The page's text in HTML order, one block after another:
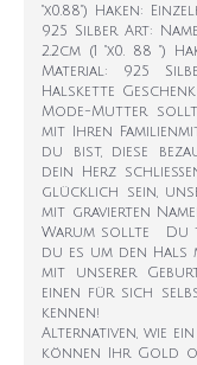
"x0.88") Haken:
925 Silber Art:
2.2cm (1 "x0. 88 ")
Material: 925
Halskette
Mode-Mutter
mit Ihren
du bist, diese
dein Herz
glücklich sein,
mit gravierten
Warum sollte Du
du es um den Hals
mit unserer
einen für sich
kennen!
Alternativen, wie
können Ihr Gold